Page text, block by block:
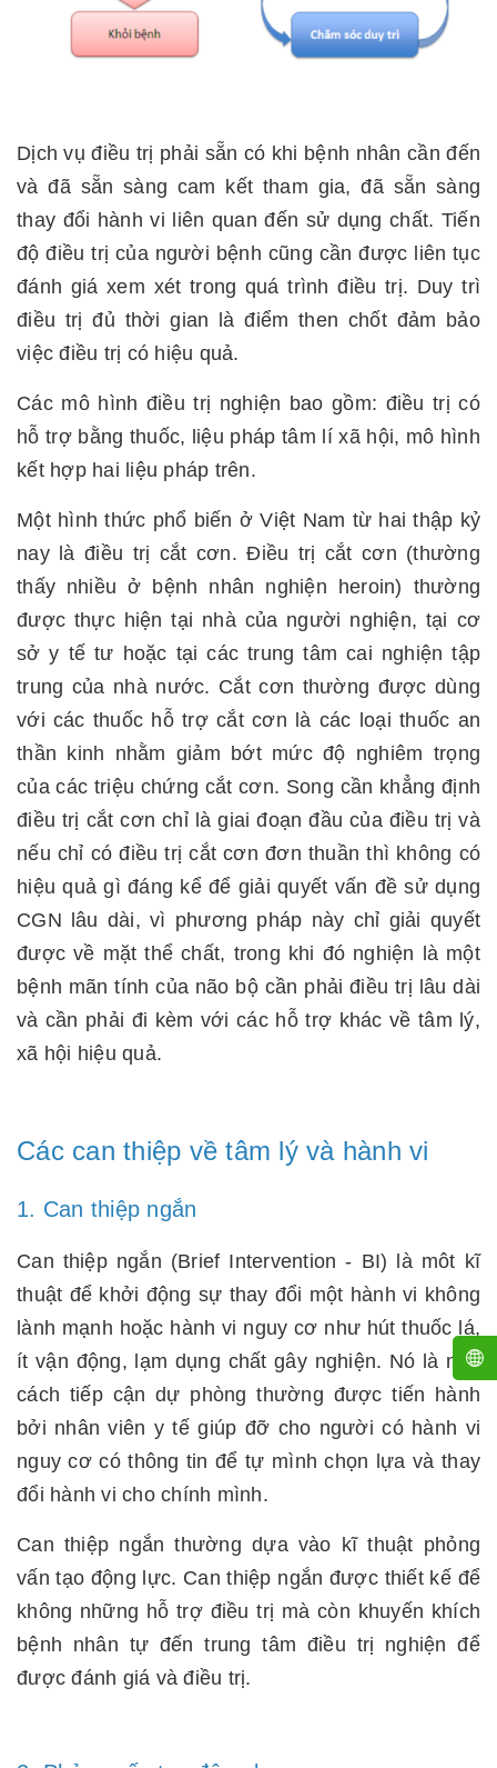
Dịch vụ điều trị phải sẵn có khi bệnh nhân cần đến
và đã sẵn sàng cam kết tham gia, đã sẵn sàng
thay đổi hành vi liên quan đến sử dụng chất. Tiến
độ điều trị của người bệnh cũng cần được liên tục
đánh giá xem xét trong quá trình điều trị. Duy trì
điều trị đủ thời gian là điểm then chốt đảm bảo
việc điều trị có hiệu quả.
Các mô hình điều trị nghiện bao gồm: điều trị có
hỗ trợ bằng thuốc, liệu pháp tâm lí xã hội, mô hình
kết hợp hai liệu pháp trên.
Một hình thức phổ biến ở Việt Nam từ hai thập kỷ
nay là điều trị cắt cơn. Điều trị cắt cơn (thường
thấy nhiều ở bệnh nhân nghiện heroin) thường
được thực hiện tại nhà của người nghiện, tại cơ
sở y tế tư hoặc tại các trung tâm cai nghiện tập
trung của nhà nước. Cắt cơn thường được dùng
với các thuốc hỗ trợ cắt cơn là các loại thuốc an
thần kinh nhằm giảm bớt mức độ nghiêm trọng
của các triệu chứng cắt cơn. Song cần khẳng định
điều trị cắt cơn chỉ là giai đoạn đầu của điều trị và
nếu chỉ có điều trị cắt cơn đơn thuần thì không có
hiệu quả gì đáng kể để giải quyết vấn đề sử dụng
CGN lâu dài, vì phương pháp này chỉ giải quyết
được về mặt thể chất, trong khi đó nghiện là một
bệnh mãn tính của não bộ cần phải điều trị lâu dài
và cần phải đi kèm với các hỗ trợ khác về tâm lý,
xã hội hiệu quả.
Các can thiệp về tâm lý và hành vi
1. Can thiệp ngắn
Can thiệp ngắn (Brief Intervention - BI) là môt kĩ
thuật để khởi động sự thay đổi một hành vi không
lành mạnh hoặc hành vi nguy cơ như hút thuốc lá,
ít vận động, lạm dụng chất gây nghiện. Nó là một
cách tiếp cận dự phòng thường được tiến hành
bởi nhân viên y tế giúp đỡ cho người có hành vi
nguy cơ có thông tin để tự mình chọn lựa và thay
đổi hành vi cho chính mình.
Can thiệp ngắn thường dựa vào kĩ thuật phỏng
vấn tạo động lực. Can thiệp ngắn được thiết kế để
không những hỗ trợ điều trị mà còn khuyến khích
bệnh nhân tự đến trung tâm điều trị nghiện để
được đánh giá và điều trị.